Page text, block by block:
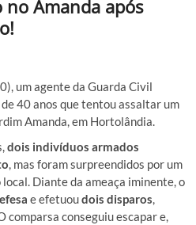
no Amanda após
um agente da Guarda Civil
40 anos que tentou assaltar um
Amanda, em Hortolândia.
dois indivíduos armados
, mas foram surpreendidos por um
Diante da ameaça iminente, o
e efetuoudois disparos,
comparsa conseguiu escapar e,